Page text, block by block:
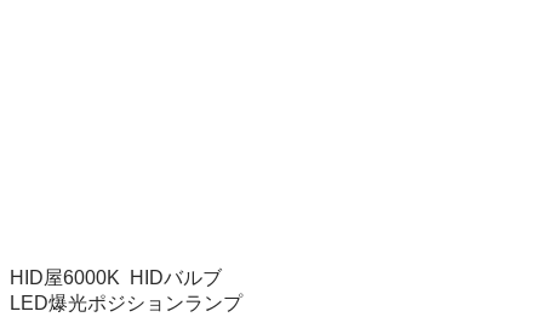
HID屋6000K  HIDバルブ
LED爆光ポジションランプ